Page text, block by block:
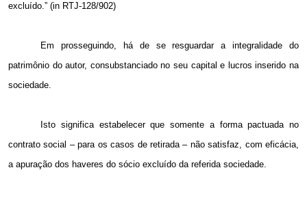
excluído.” (in RTJ-128/902)
Em prosseguindo, há de se resguardar a integralidade do
patrimônio do autor, consubstanciado no seu capital e lucros inserido na
sociedade.
Isto significa estabelecer que somente a forma pactuada no
contrato social – para os casos de retirada – não satisfaz, com eficácia,
a apuração dos haveres do sócio excluído da referida sociedade.